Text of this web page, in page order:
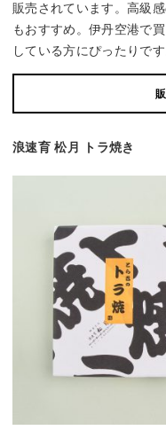
販売されています。高級
もおすすめ。伊丹空港で
している方にぴったりです
浪速育 松月 トラ焼き